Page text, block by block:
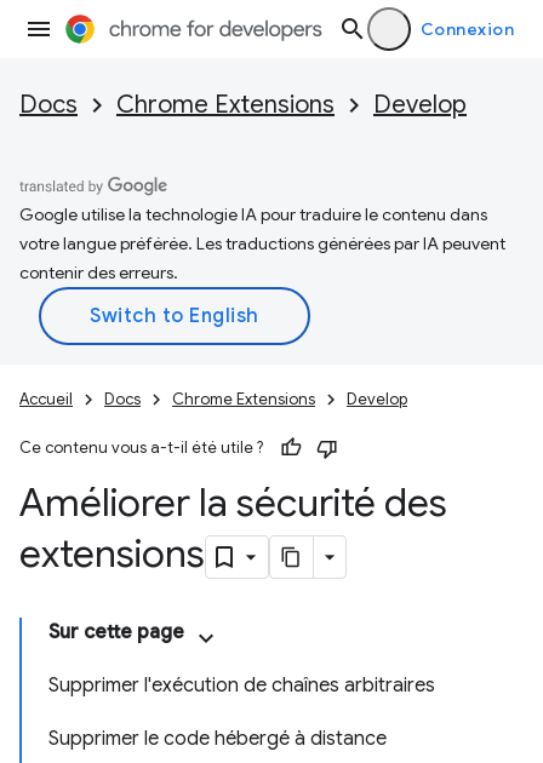
Connexion
Docs Chrome Extensions Develop
Google utilise la technologie IA pour traduire le contenu dans
votre langue préférée. Les traductions générées par IA peuvent
contenir des erreurs.
Accueil Docs Chrome Extensions Develop
Ce contenu vous a-t-il été utile ?
Améliorer la sécurité des
extensions
Sur cette page
Supprimer l'exécution de chaînes arbitraires
Supprimer le code hébergé à distance